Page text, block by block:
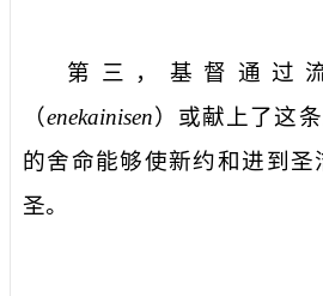
第三，基督通过
（enekainisen）或献上了这
的舍命能够使新约和进到圣
圣。